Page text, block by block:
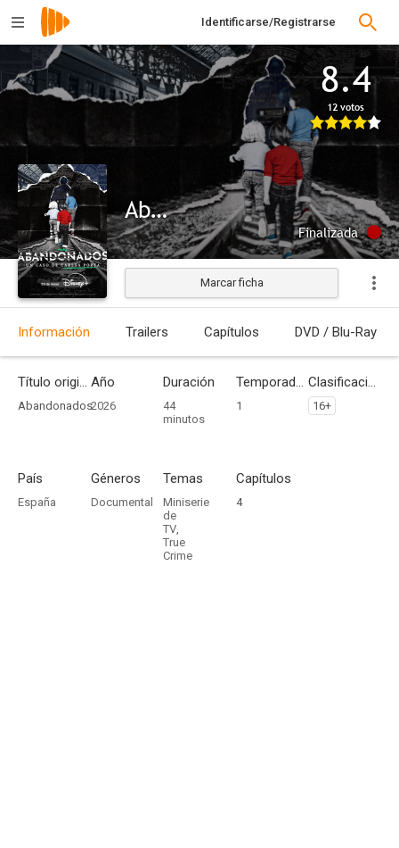
Identificarse/Registrarse
8.4
12 votos
Abandonados
Finalizada
Marcar ficha
Información Trailers Capítulos DVD / Blu-Ray
Título original
Abandonados
Año
2026
Duración
44
minutos
Temporadas
1
Clasificación por edades
16+
País
España
Géneros
Documental
Temas
Miniserie
de
TV,
True
Crime
Capítulos
4